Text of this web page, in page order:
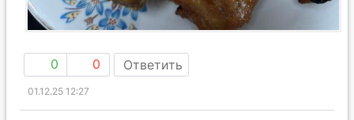
0 0 Ответить
01.12.25 12:27